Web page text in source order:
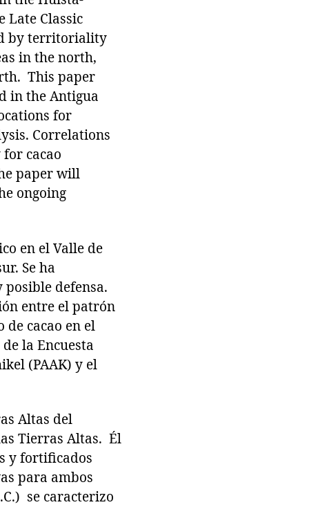
Late Classic
by territoriality
in the north,
This paper
in the Antigua
for
Correlations
cacao
paper will
ongoing
en el Valle de
Se ha
defensa.
entre el patrón
cacao en el
la Encuesta
(PAAK) y el
Altas del
Tierras Altas. Él
y fortificados
para ambos
se caracterizo